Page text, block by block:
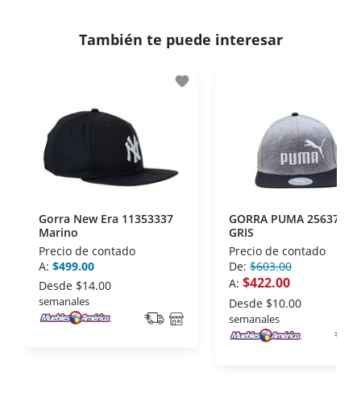
- Certificados de seguridad SSL y Encriptación 3D.
disposiciones legales y Códigos de Ética de la
- Nos encontramos en la lista de socios Activos de
la Asociación de Internet.MX.
También te puede interesar
favorite
Gorra New Era 11353337
Marino
Precio de contado
A: $499.00
Desde $14.00
semanales
GORRA PUMA 2563701
GRIS
Precio de contado
De: $603.00
A: $422.00
Desde $10.00
semanales